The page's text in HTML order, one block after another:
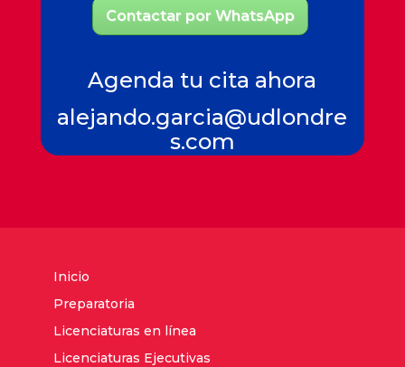
Contactar por WhatsApp
Agenda tu cita ahora
alejando.garcia@udlondre
s.com
Inicio
Preparatoria
Licenciaturas en línea
Licenciaturas Ejecutivas